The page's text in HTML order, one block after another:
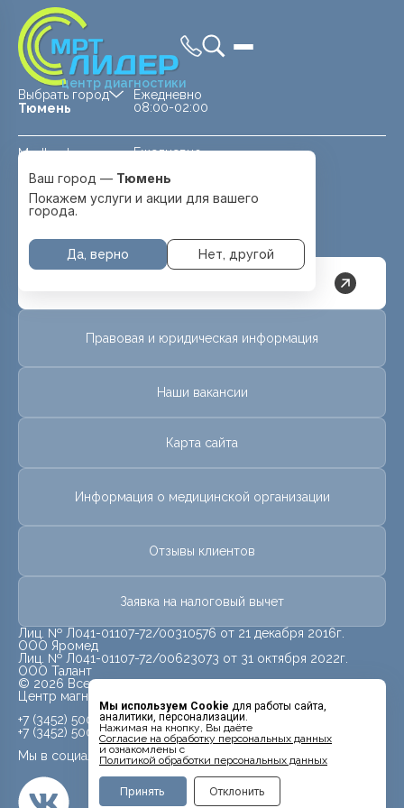
центр диагностики
Выбрать город
Тюмень
Medland —
Тюмень
Ежедневно
08:00-02:00
Ежедневно
Перейти
Ваш город — Тюмень
Покажем услуги и акции для вашего
города.
Да, верно Нет, другой
Мы используем Cookie для работы сайта,
аналитики, персонализации.
Нажимая на кнопку, Вы даёте
Cогласие на обработку персональных данных
и ознакомлены с
Политикой обработки персональных данных
Принять Отклонить
Правовая и юридическая информация
Наши вакансии
Карта сайта
Информация о медицинской организации
Отзывы клиентов
Заявка на налоговый вычет
Лиц. № Л041-01107-72/00310576 от 21 декабря 2016г.
ООО Яромед
Лиц. № Л041-01107-72/00623073 от 31 октября 2022г.
ООО Талант
© 2026 Все права защищены.
Центр магнитно-резонансной томографии «МРТ Лидер»
Мы в социальных сетях
+7 (3452) 500-914
+7 (3452) 500-944